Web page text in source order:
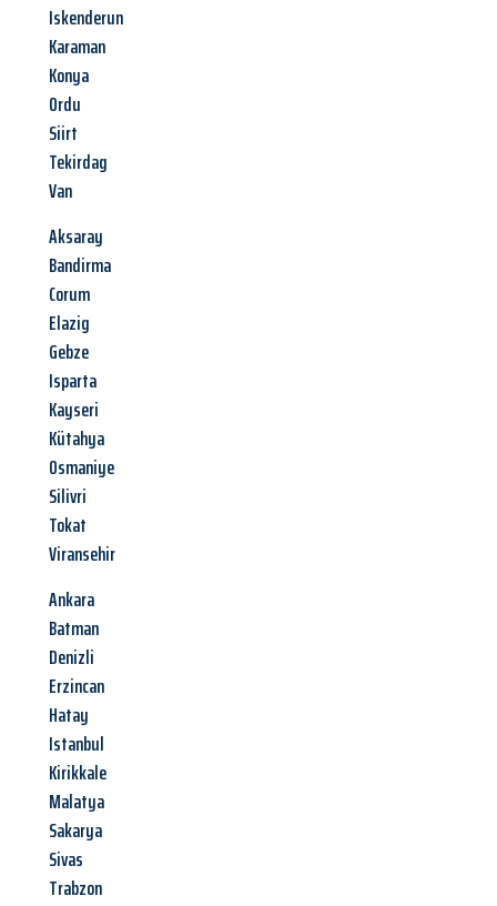
Iskenderun
Karaman
Konya
Ordu
Siirt
Tekirdag
Van
Aksaray
Bandirma
Corum
Elazig
Gebze
Isparta
Kayseri
Kütahya
Osmaniye
Silivri
Tokat
Viransehir
Ankara
Batman
Denizli
Erzincan
Hatay
Istanbul
Kirikkale
Malatya
Sakarya
Sivas
Trabzon